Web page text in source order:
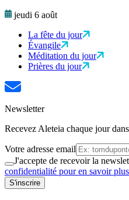
jeudi 6 août
La fête du jour
Évangile
Méditation du jour
Prières du jour
Newsletter
Recevez Aleteia chaque jour
Votre adresse email
J'accepte de recevoir la
confidentialité pour en savoir
S'inscrire